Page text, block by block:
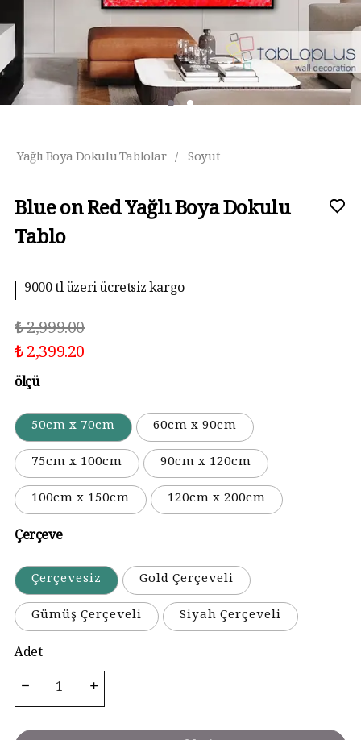
Yağlı Boya Dokulu Tablolar / Soyut
Blue on Red Yağlı Boya Dokulu
Tablo
9000 tl üzeri ücretsiz kargo
₺ 2,999.00
₺ 2,399.20
ölçü
50cm x 70cm
60cm x 90cm
75cm x 100cm
90cm x 120cm
100cm x 150cm
120cm x 200cm
Çerçeve
Çerçevesiz
Gold Çerçeveli
Gümüş Çerçeveli
Siyah Çerçeveli
Adet